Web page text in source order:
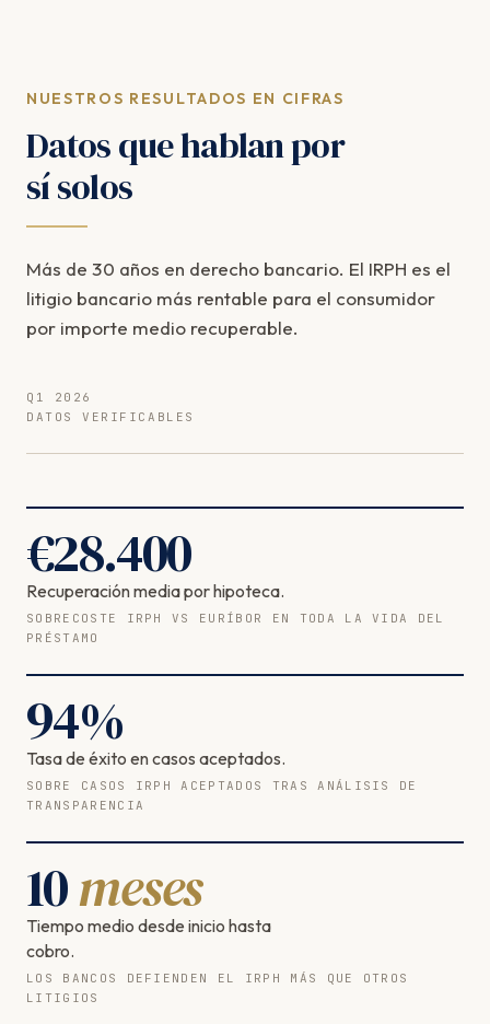
NUESTROS RESULTADOS EN CIFRAS
Datos que hablan por
sí solos
Más de 30 años en derecho bancario. El IRPH es el
litigio bancario más rentable para el consumidor
por importe medio recuperable.
Q1 2026
DATOS VERIFICABLES
€28.400
Recuperación media por hipoteca.
SOBRECOSTE IRPH VS EURÍBOR EN TODA LA VIDA DEL
PRÉSTAMO
94%
Tasa de éxito en casos aceptados.
SOBRE CASOS IRPH ACEPTADOS TRAS ANÁLISIS DE
TRANSPARENCIA
10meses
Tiempo medio desde inicio hasta
cobro.
LOS BANCOS DEFIENDEN EL IRPH MÁS QUE OTROS
LITIGIOS